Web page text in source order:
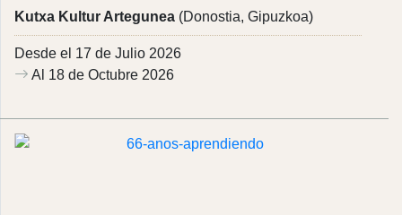
Kutxa Kultur Artegunea (Donostia, Gipuzkoa)
Desde el 17 de Julio 2026
Al 18 de Octubre 2026